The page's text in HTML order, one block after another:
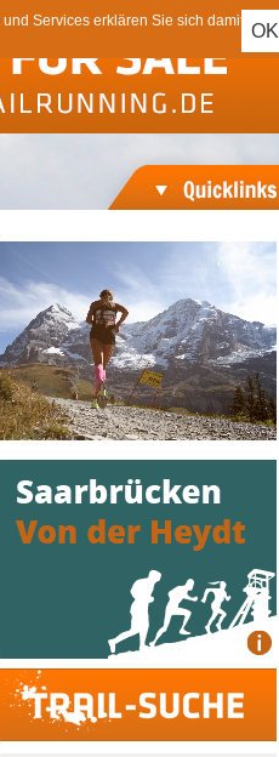
OK
Services erklären Sie sich damit